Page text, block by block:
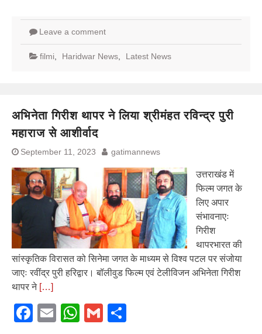
Leave a comment
filmi Haridwar News Latest News
अभिनेता गिरीश थापर ने लिया श्रीमंहत रविन्द्र पुरी
महाराज से आशीर्वाद
September 11, 2023 gatimannews
उत्तराखंड में
फिल्म जगत के
लिए अपार
संभावनाएः
गिरीश
थापरभारत की
सांस्कृतिक विरासत को सिनेमा जगत के माध्यम से विश्व पटल पर संजोया
जाएः रवींद्र पुरी हरिद्वार। बॉलीवुड फिल्म एवं टेलीविजन अभिनेता गिरीश
थापर ने […]
Facebook
EmailWhatsApp
Gmail